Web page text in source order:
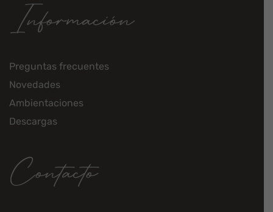
Información
Preguntas frecuentes
Novedades
Ambientaciones
Descargas
Contacto